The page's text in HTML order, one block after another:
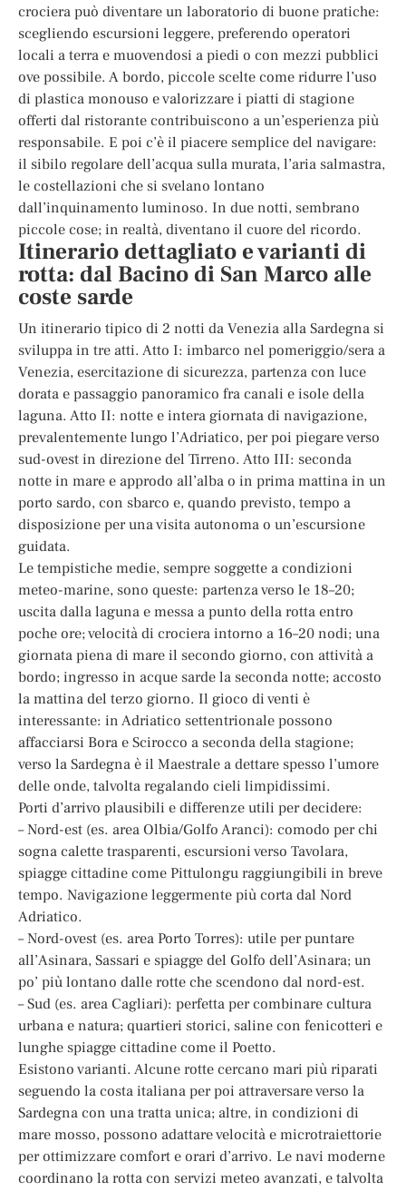
crociera può diventare un laboratorio di buone pratiche:
scegliendo escursioni leggere, preferendo operatori
locali a terra e muovendosi a piedi o con mezzi pubblici
ove possibile. A bordo, piccole scelte come ridurre l’uso
di plastica monouso e valorizzare i piatti di stagione
offerti dal ristorante contribuiscono a un’esperienza più
responsabile. E poi c’è il piacere semplice del navigare:
il sibilo regolare dell’acqua sulla murata, l’aria salmastra,
le costellazioni che si svelano lontano
dall’inquinamento luminoso. In due notti, sembrano
piccole cose; in realtà, diventano il cuore del ricordo.
Itinerario dettagliato e varianti di
rotta: dal Bacino di San Marco alle
coste sarde
Un itinerario tipico di 2 notti da Venezia alla Sardegna si
sviluppa in tre atti. Atto I: imbarco nel pomeriggio/sera a
Venezia, esercitazione di sicurezza, partenza con luce
dorata e passaggio panoramico fra canali e isole della
laguna. Atto II: notte e intera giornata di navigazione,
prevalentemente lungo l’Adriatico, per poi piegare verso
sud-ovest in direzione del Tirreno. Atto III: seconda
notte in mare e approdo all’alba o in prima mattina in un
porto sardo, con sbarco e, quando previsto, tempo a
disposizione per una visita autonoma o un’escursione
guidata.
Le tempistiche medie, sempre soggette a condizioni
meteo-marine, sono queste: partenza verso le 18–20;
uscita dalla laguna e messa a punto della rotta entro
poche ore; velocità di crociera intorno a 16–20 nodi; una
giornata piena di mare il secondo giorno, con attività a
bordo; ingresso in acque sarde la seconda notte; accosto
la mattina del terzo giorno. Il gioco di venti è
interessante: in Adriatico settentrionale possono
affacciarsi Bora e Scirocco a seconda della stagione;
verso la Sardegna è il Maestrale a dettare spesso l’umore
delle onde, talvolta regalando cieli limpidissimi.
Porti d’arrivo plausibili e differenze utili per decidere:
– Nord-est (es. area Olbia/Golfo Aranci): comodo per chi
sogna calette trasparenti, escursioni verso Tavolara,
spiagge cittadine come Pittulongu raggiungibili in breve
tempo. Navigazione leggermente più corta dal Nord
Adriatico.
– Nord-ovest (es. area Porto Torres): utile per puntare
all’Asinara, Sassari e spiagge del Golfo dell’Asinara; un
po’ più lontano dalle rotte che scendono dal nord-est.
– Sud (es. area Cagliari): perfetta per combinare cultura
urbana e natura; quartieri storici, saline con fenicotteri e
lunghe spiagge cittadine come il Poetto.
Esistono varianti. Alcune rotte cercano mari più riparati
seguendo la costa italiana per poi attraversare verso la
Sardegna con una tratta unica; altre, in condizioni di
mare mosso, possono adattare velocità e microtraiettorie
per ottimizzare comfort e orari d’arrivo. Le navi moderne
coordinano la rotta con servizi meteo avanzati, e talvolta